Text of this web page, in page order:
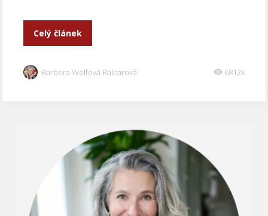
Celý článek
Barbora Wolfová Balcarová 6812x